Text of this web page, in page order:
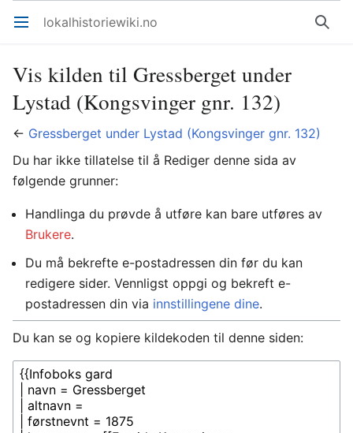
Åpne hovedmenyen lokalhistoriewiki.no Søk
Vis kilden til Gressberget under
Lystad (Kongsvinger gnr. 132)
← Gressberget under Lystad (Kongsvinger gnr. 132)
Du har ikke tillatelse til å Rediger denne sida av
følgende grunner:
Handlinga du prøvde å utføre kan bare utføres av
Brukere.
Du må bekrefte e-postadressen din før du kan
redigere sider. Vennligst oppgi og bekreft e-
postadressen din via innstillingene dine.
Du kan se og kopiere kildekoden til denne siden: